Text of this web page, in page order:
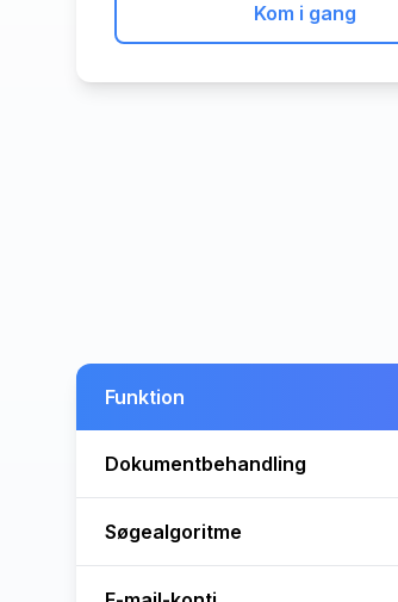
Kom i gang
Funktion
Dokumentbehandling
Søgealgoritme